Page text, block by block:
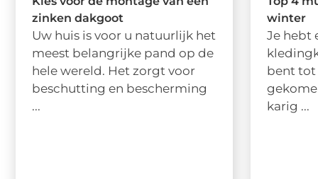
zinken dakgoot
Uw huis is voor u natuurlijk het
meest belangrijke pand op de
hele wereld. Het zorgt voor
beschutting en bescherming
...
winter
Je hebt
bent tot
karig ...